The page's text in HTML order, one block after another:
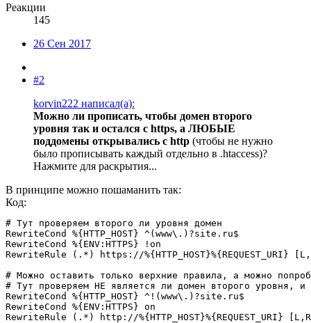
Реакции
145
26 Сен 2017
#2
korvin222 написал(а):
Можно ли прописать, чтобы домен второго
уровня так и остался с https, а ЛЮБЫЕ
поддомены открывались с http (чтобы не нужно
было прописывать каждый отдельно в .htaccess)?
Нажмите для раскрытия...
В принципе можно пошаманить так:
Код:
# Тут проверяем второго ли уровня домен
RewriteCond %{HTTP_HOST} ^(www\.)?site.ru$
RewriteCond %{ENV:HTTPS} !on
RewriteRule (.*) https://%{HTTP_HOST}%{REQUEST_URI}
# Можно оставить только верхние правила, а можно
# Тут проверяем НЕ является ли домен второго уровня,
RewriteCond %{HTTP_HOST} ^!(www\.)?site.ru$
RewriteCond %{ENV:HTTPS} on
RewriteRule (.*) http://%{HTTP_HOST}%{REQUEST_URI}